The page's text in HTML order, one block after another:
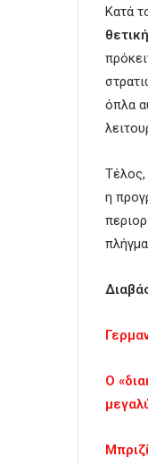
Κατά
όπλα
Τέλος,
η
Ο